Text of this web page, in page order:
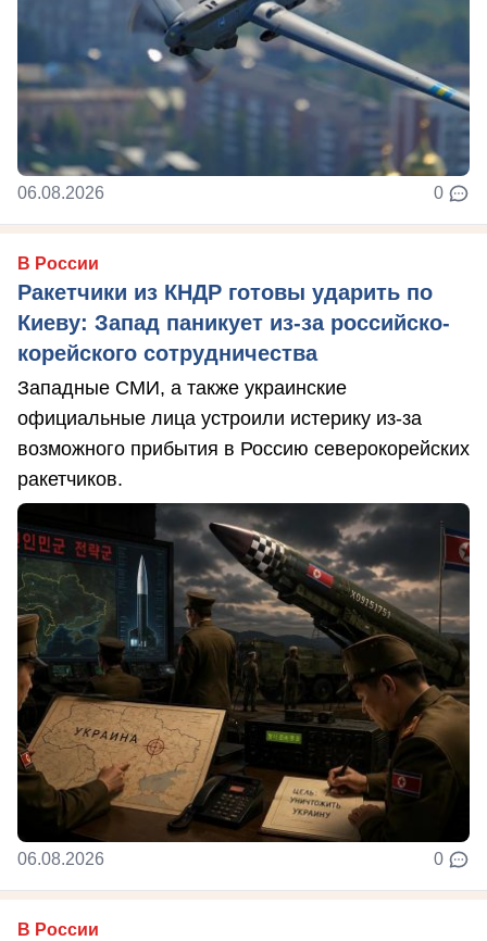
06.08.2026 0
В России
Ракетчики из КНДР готовы ударить по
Киеву: Запад паникует из-за российско-
корейского сотрудничества
Западные СМИ, а также украинские
официальные лица устроили истерику из-за
возможного прибытия в Россию северокорейских
ракетчиков.
06.08.2026 0
В России